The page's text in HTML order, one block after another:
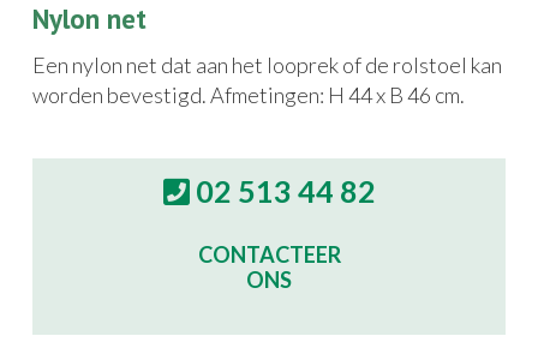
Nylon net
Een nylon net dat aan het looprek of de rolstoel kan
worden bevestigd. Afmetingen: H 44 x B 46 cm.
02 513 44 82
CONTACTEER
ONS